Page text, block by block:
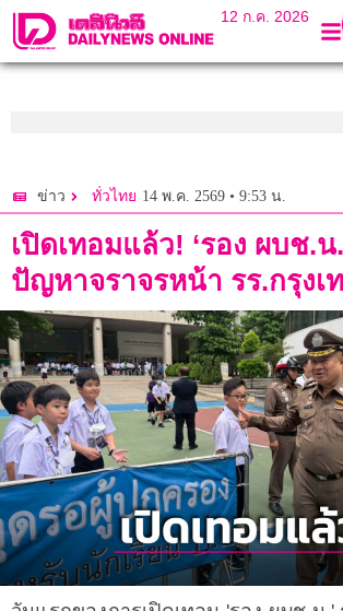
12 ก.ค. 2026
ข่าว ทั่วไทย 14 พ.ค. 2569 • 9:53 น.
เปิดเทอมแล้ว! ‘รอง ผบช.น
ปัญหาจราจรหน้า รร.กรุงเ